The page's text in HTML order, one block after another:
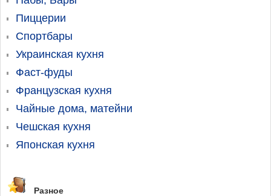
Пиццерии
Спортбары
Украинская кухня
Фаст-фуды
Французская кухня
Чайные дома, матейни
Чешская кухня
Японская кухня
Разное